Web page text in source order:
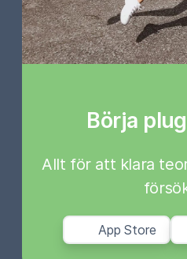
Börja
Allt för att klara
App Store